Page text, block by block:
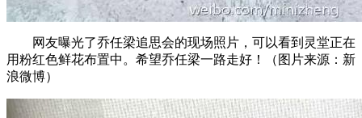
网友曝光了乔任梁追思会的现场照片，可以看到灵堂正在
用粉红色鲜花布置中。希望乔任梁一路走好！（图片来源：新
浪微博）